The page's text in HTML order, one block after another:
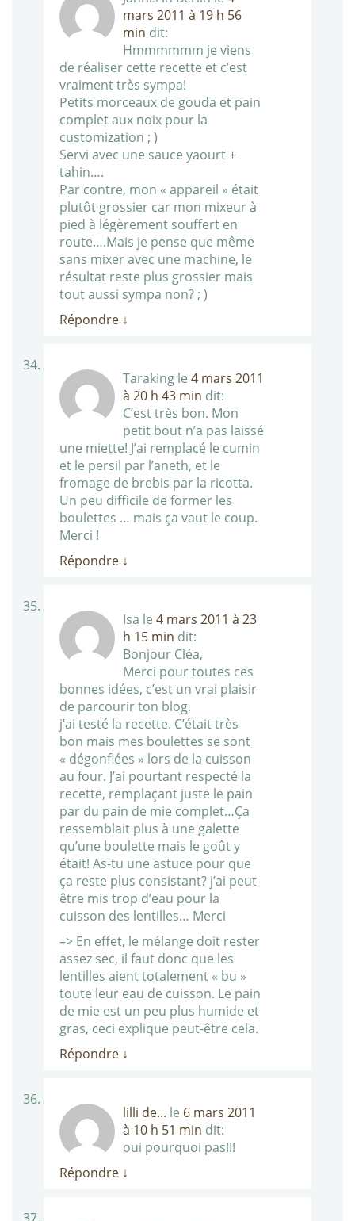
mars 2011 à 19 h 56
min dit:
Hmmmmmm je viens
de réaliser cette recette et c’est
vraiment très sympa!
Petits morceaux de gouda et pain
complet aux noix pour la
customization ; )
Servi avec une sauce yaourt +
tahin….
Par contre, mon « appareil » était
plutôt grossier car mon mixeur à
pied à légèrement souffert en
route….Mais je pense que même
sans mixer avec une machine, le
résultat reste plus grossier mais
tout aussi sympa non? ; )
Répondre ↓
Taraking le 4 mars 2011
à 20 h 43 min dit:
C’est très bon. Mon
petit bout n’a pas laissé
une miette! J’ai remplacé le cumin
et le persil par l’aneth, et le
fromage de brebis par la ricotta.
Un peu difficile de former les
boulettes … mais ça vaut le coup.
Merci !
Répondre ↓
Isa le 4 mars 2011 à 23
h 15 min dit:
Bonjour Cléa,
Merci pour toutes ces
bonnes idées, c’est un vrai plaisir
de parcourir ton blog.
j’ai testé la recette. C’était très
bon mais mes boulettes se sont
« dégonflées » lors de la cuisson
au four. J’ai pourtant respecté la
recette, remplaçant juste le pain
par du pain de mie complet…Ça
ressemblait plus à une galette
qu’une boulette mais le goût y
était! As-tu une astuce pour que
ça reste plus consistant? j’ai peut
être mis trop d’eau pour la
cuisson des lentilles… Merci
–> En effet, le mélange doit rester
assez sec, il faut donc que les
lentilles aient totalement « bu »
toute leur eau de cuisson. Le pain
de mie est un peu plus humide et
gras, ceci explique peut-être cela.
Répondre ↓
lilli de... le 6 mars 2011
à 10 h 51 min dit:
oui pourquoi pas!!!
Répondre ↓